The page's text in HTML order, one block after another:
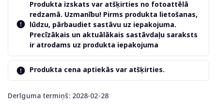
Derīguma termiņš: 2028-02-28
Produkta izskats var atšķirties no fotoattēlā
redzamā. Uzmanību! Pirms produkta lietošanas,
lūdzu, pārbaudiet sastāvu uz iepakojuma.
Precīzākais un aktuālākais sastāvdaļu saraksts
ir atrodams uz produkta iepakojuma
Produkta cena aptiekās var atšķirties.